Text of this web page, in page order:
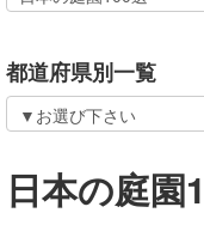
都道府県別一覧
日本の庭園